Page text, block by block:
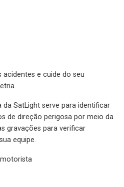
acidentes e cuide do seu
SatLight serve para identificar
de direção perigosa por meio da
gravações para verificar
equipe.